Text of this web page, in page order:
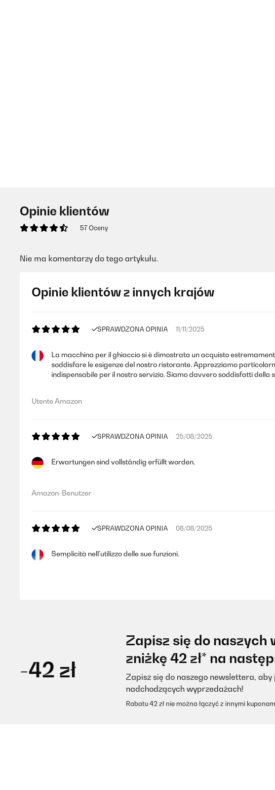
Opinie klientów
57 Oceny
Nie ma komentarzy do tego artykułu.
Opinie klientów z innych krajów
SPRAWDZONA OPINIA 11/11/2025
La macchina per il ghiaccio si è dimostrata un acquisto
soddisfare le esigenze del nostro ristorante. Apprezziamo
indispensabile per il nostro servizio. Siamo davvero soddisfatti della
Utente Amazon
SPRAWDZONA OPINIA 25/08/2025
Erwartungen sind vollständig erfüllt worden.
Amazon-Benutzer
SPRAWDZONA OPINIA 08/08/2025
Semplicità nell’utilizzo delle sue funzioni.
Semplicità nell'utilizzo delle sue funzioni.
Utente Amazon
-42 zł
Zapisz się do naszych
zniżkę 42 zł* na
Zapisz się do naszego newslettera,
nadchodzących wyprzedażach!
Rabatu 42 zł nie można łączyć z innymi